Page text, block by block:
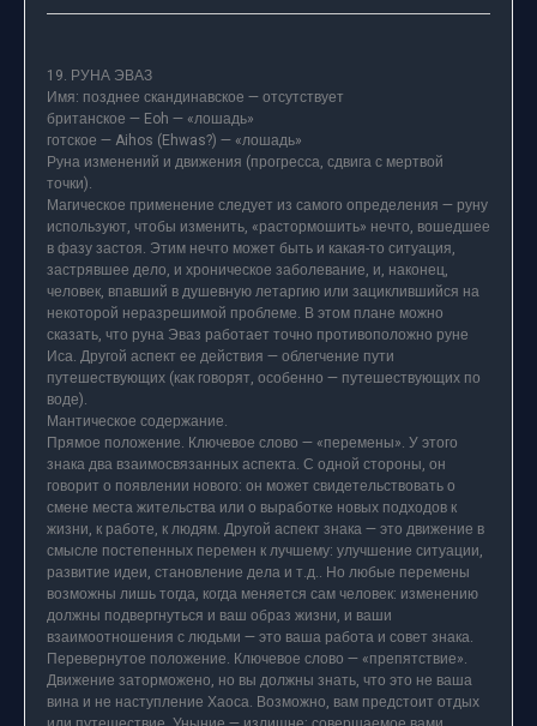
19. РУНА ЭВАЗ
Имя: позднее скандинавское — отсутствует
британское — Eoh — «лошадь»
готское — Aihos (Ehwas?) — «лошадь»
Руна изменений и движения (прогресса, сдвига с мертвой
точки).
Магическое применение следует из самого определения — руну
используют, чтобы изменить, «растормошить» нечто, вошедшее
в фазу застоя. Этим нечто может быть и какая-то ситуация,
застрявшее дело, и хроническое заболевание, и, наконец,
человек, впавший в душевную летаргию или зациклившийся на
некоторой неразрешимой проблеме. В этом плане можно
сказать, что руна Эваз работает точно противоположно руне
Иса. Другой аспект ее действия — облегчение пути
путешествующих (как говорят, особенно — путешествующих по
воде).
Мантическое содержание.
Прямое положение. Ключевое слово — «перемены». У этого
знака два взаимосвязанных аспекта. С одной стороны, он
говорит о появлении нового: он может свидетельствовать о
смене места жительства или о выработке новых подходов к
жизни, к работе, к людям. Другой аспект знака — это движение в
смысле постепенных перемен к лучшему: улучшение ситуации,
развитие идеи, становление дела и т.д.. Но любые перемены
возможны лишь тогда, когда меняется сам человек: изменению
должны подвергнуться и ваш образ жизни, и ваши
взаимоотношения с людьми — это ваша работа и совет знака.
Перевернутое положение. Ключевое слово — «препятствие».
Движение заторможено, но вы должны знать, что это не ваша
вина и не наступление Хаоса. Возможно, вам предстоит отдых